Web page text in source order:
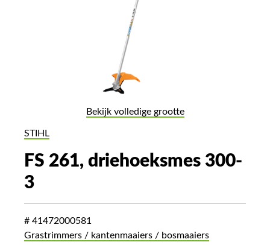
Bekijk volledige grootte
STIHL
FS 261, driehoeksmes 300-
3
# 41472000581
Grastrimmers / kantenmaaiers / bosmaaiers